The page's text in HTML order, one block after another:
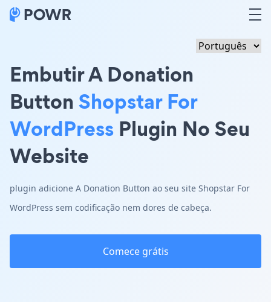
Embutir A Donation
ButtonShopstar For
WordPress Plugin No Seu
Website
plugin adicione A Donation Button ao seu site Shopstar For
WordPress sem codificação nem dores de cabeça.
Comece grátis